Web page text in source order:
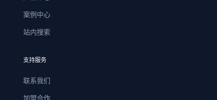
案例中心
站内搜索
支持服务
联系我们
加盟合作